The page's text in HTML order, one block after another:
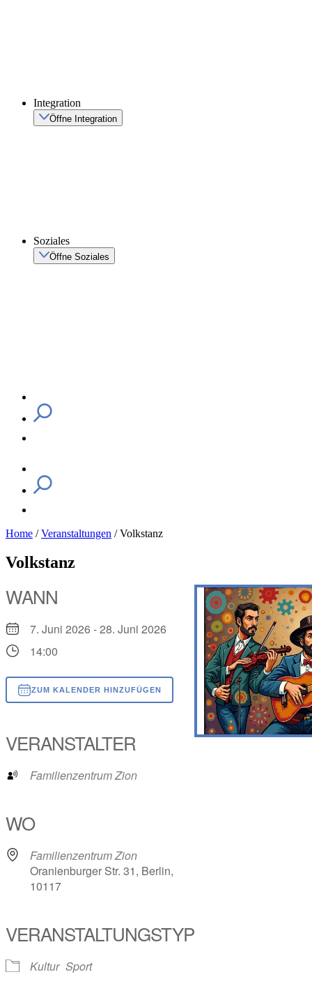
Integration
Öffne Integration
Soziales
Öffne Soziales
Home /Veranstaltungen /Volkstanz
Volkstanz
WANN
7. Juni 2026 - 28. Juni 2026
14:00
ZUM KALENDER HINZUFÜGEN
Outlook Live
VERANSTALTER
Familienzentrum Zion
WO
Familienzentrum Zion
Oranienburger Str. 31, Berlin,
10117
VERANSTALTUNGSTYP
Kultur Sport